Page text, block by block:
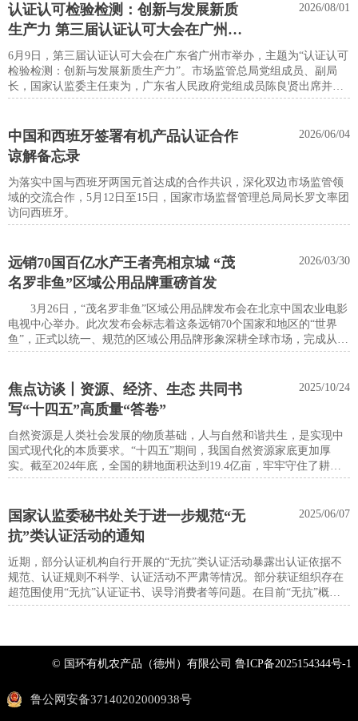
认证认可检验检测：创新与发展新质
生产力 第三届认证认可大会在广州举
办
2026/08/01
6月9日，第三届认证认可大会在广东省广州市举办，主题为“认证认可
检验检测：创新与发展新质生产力”。市场监管总局党组成员、副局
长，国家认监委主任束为，广东省人民政府党组成员陈良贤出席并致
辞。
中国和西班牙签署有机产品认证合作
谅解备忘录
2026/06/04
为落实中国与西班牙两国元首达成的合作共识，深化双边市场监管领
域的交流合作，5月12日至15日，国家市场监督管理总局局长罗文率团
访问西班牙。
远销70国百亿水产王者亮相京城 “茂
名罗非鱼”区域公用品牌重磅首发
2026/03/30
3月26日，“茂名罗非鱼”区域公用品牌发布会在北京中国农业电影
电视中心举办。此次发布会标志着这条远销70个国家和地区的“世界
鱼”，正式以统一、规范的区域公用品牌形象深耕全球市场，完成从
“产品为王”到“品牌引领”的关键性产业升级。
焦点访谈丨资源、经济、生态 共同书
写“十四五”高质量“答卷”
2025/10/24
自然资源是人类社会发展的物质基础，人与自然和谐共生，是实现中
国式现代化的本质要求。“十四五”期间，我国自然资源家底更加厚
实。截至2024年底，全国的耕地面积达到19.4亿亩，牢牢守住了耕地
保护红线。我国是全球增绿最多最快的国家。全国森林覆盖率达
米，提前实现了应对气候变化国家自主贡献2030年目标。
国家认监委秘书处关于进一步规范“无
抗”类认证活动的通知
2025/06/07
近期，部分认证机构自行开展的“无抗”类认证活动暴露出认证依据不
规范、认证规则不科学、认证活动不严肃等情况。部分获证组织存在
超范围使用“无抗”认证证书、误导消费者等问题。在目前“无抗”概念
无明确共识、各机构认证依据不统一的情况下，为严格落实食品安全
© 国环有机农产品（德州）有限公司 鲁ICP备2025154344号-1
鲁公网安备37140202000938号